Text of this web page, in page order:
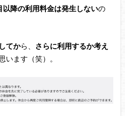
以降の利用料金は発生しないの
てから、
さらに利用するか考え
います（笑）。